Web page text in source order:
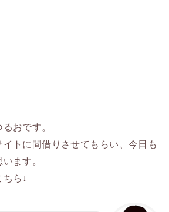
おです。
トに間借りさせてもらい、今日も
ます。
ら↓